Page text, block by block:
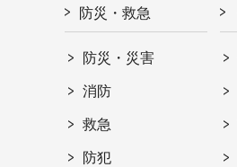
防災・救急
防災・災害
消防
救急
防犯